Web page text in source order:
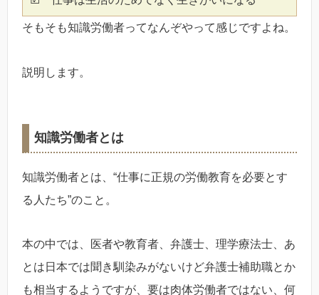
そもそも知識労働者ってなんぞやって感じですよね。
説明します。
知識労働者とは
知識労働者とは、“仕事に正規の労働教育を必要とす
る人たち”のこと。
本の中では、医者や教育者、弁護士、理学療法士、あ
とは日本では聞き馴染みがないけど弁護士補助職とか
も相当するようですが、要は肉体労働者ではない、何